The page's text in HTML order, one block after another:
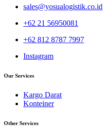
sales@yosualogistik.co.id
+62 21 56950081
+62 812 8787 7997
Instagram
Our Services
Kargo Darat
Konteiner
Other Services